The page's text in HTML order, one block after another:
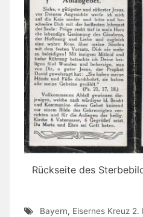
Rückseite des
Bayern, Eisernes Kreuz 2.